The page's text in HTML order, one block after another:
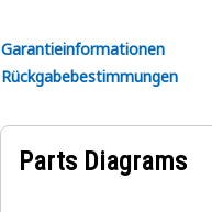
Garantieinformationen
Rückgabebestimmungen
Parts Diagrams